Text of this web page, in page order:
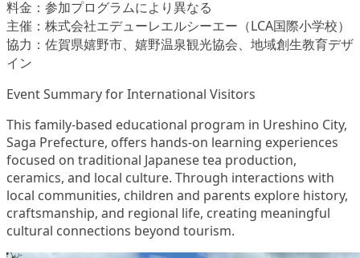
料金：参加プログラムにより異なる
主催：株式会社エデューレエルシーエー（LCA国際小学校）
協力：佐賀県嬉野市、嬉野温泉観光協会、地域創生教育デザ
イン
Event Summary for International Visitors
This family-based educational program in Ureshino City,
Saga Prefecture, offers hands-on learning experiences
focused on traditional Japanese tea production,
ceramics, and local culture. Through interactions with
local communities, children and parents explore history,
craftsmanship, and regional life, creating meaningful
cultural connections beyond tourism.